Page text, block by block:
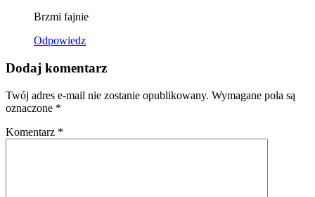
Brzmi fajnie
Odpowiedz
Dodaj komentarz
Twój adres e-mail nie zostanie opublikowany. Wymagane pola są
oznaczone *
Komentarz *